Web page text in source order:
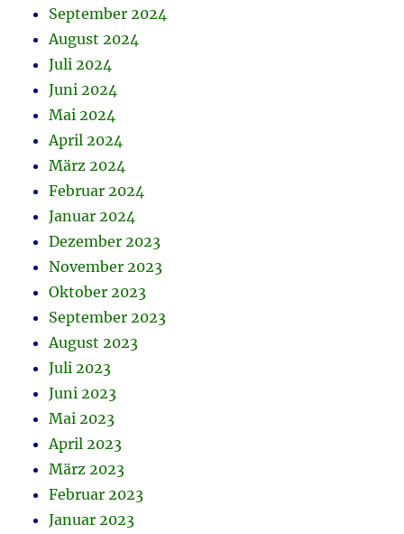
September 2024
August 2024
Juli 2024
Juni 2024
Mai 2024
April 2024
März 2024
Februar 2024
Januar 2024
Dezember 2023
November 2023
Oktober 2023
September 2023
August 2023
Juli 2023
Juni 2023
Mai 2023
April 2023
März 2023
Februar 2023
Januar 2023